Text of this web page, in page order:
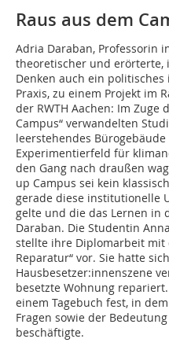
Raus aus dem
Adria Daraban, Professorin
theoretischer und erörterte,
Denken auch ein
Praxis, zu einem Projekt im
der RWTH Aachen: Im Zuge
Campus“ verwandelten
leerstehendes
Experimentierfeld für
den Gang nach draußen
up Campus sei kein
gerade diese institutionelle
gelte und die das Lernen in
Daraban. Die Studentin
stellte ihre Diplomarbeit mit
Reparatur“ vor. Sie hatte
Hausbesetzer:innenszene
besetzte Wohnung
einem Tagebuch fest, in
Fragen sowie der
beschäftigte.